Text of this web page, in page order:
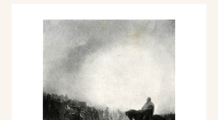
1907 - VII Esposizione Internazionale d'Arte
della Città di Venezia, catalogo mostra, pp. 117,
1907 - Settima Esposizione Internazionale d'Arte
in Venezia, Fascicolo Terzo, Pubblicazione
dell'Illustrazione Italiana, pp. 11, 32.
1908 - Eugenio Vitelli, L'Arte alla VII Biennale di